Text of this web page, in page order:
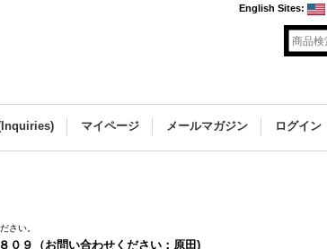
English Sites:
マイページ メールマガジン ログイン
さい。
０９（お問い合わせください：原田)